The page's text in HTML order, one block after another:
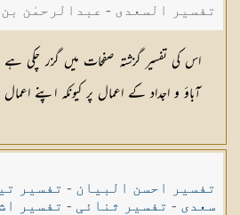
تفسیر السعدی - عبدالرحمٰن
اس کی تفسیر گزشتہ صفحات میں گزر چکی
آباؤ و اجداد کے اعمال پر کیونکہ اپنے
تفسیر احسن البیان - تفسیر
سعدی - تفسیر ثنائی - تفسیر